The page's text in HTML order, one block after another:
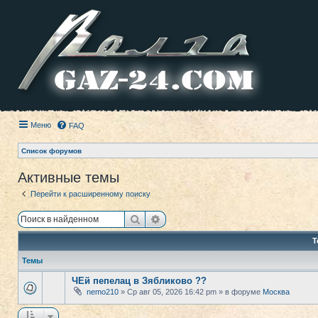
Меню FAQ
Список форумов
Активные темы
Перейти к расширенному поиску
ПоискРасширенный поиск
Темы
ЧЕй пепелац в Зябликово ??
nemo210 » Ср авг 05, 2026 16:42 pm » в форуме Москва